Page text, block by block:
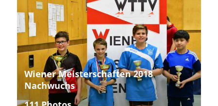
Wiener Meisterschaften 2018
Nachwuchs